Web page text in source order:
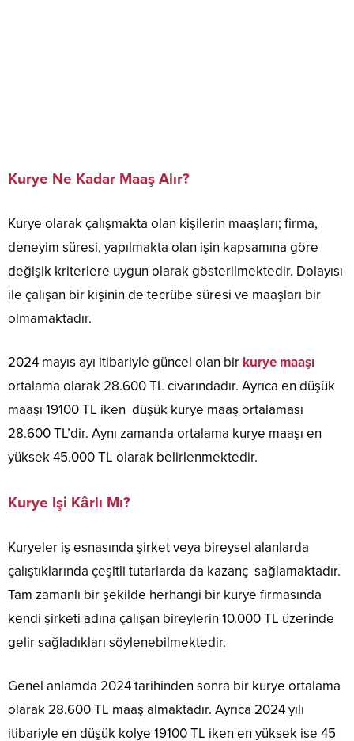
Kurye Ne Kadar Maaş Alır?
Kurye olarak çalışmakta olan kişilerin maaşları; firma,
deneyim süresi, yapılmakta olan işin kapsamına göre
değişik kriterlere uygun olarak gösterilmektedir. Dolayısı
ile çalışan bir kişinin de tecrübe süresi ve maaşları bir
olmamaktadır.
2024 mayıs ayı itibariyle güncel olan bir kurye maaşı
ortalama olarak 28.600 TL civarındadır. Ayrıca en düşük
maaşı 19100 TL iken düşük kurye maaş ortalaması
28.600 TL’dir. Aynı zamanda ortalama kurye maaşı en
yüksek 45.000 TL olarak belirlenmektedir.
Kurye Işi Kârlı Mı?
Kuryeler iş esnasında şirket veya bireysel alanlarda
çalıştıklarında çeşitli tutarlarda da kazanç sağlamaktadır.
Tam zamanlı bir şekilde herhangi bir kurye firmasında
kendi şirketi adına çalışan bireylerin 10.000 TL üzerinde
gelir sağladıkları söylenebilmektedir.
Genel anlamda 2024 tarihinden sonra bir kurye ortalama
olarak 28.600 TL maaş almaktadır. Ayrıca 2024 yılı
itibariyle en düşük kolye 19100 TL iken en yüksek ise 45